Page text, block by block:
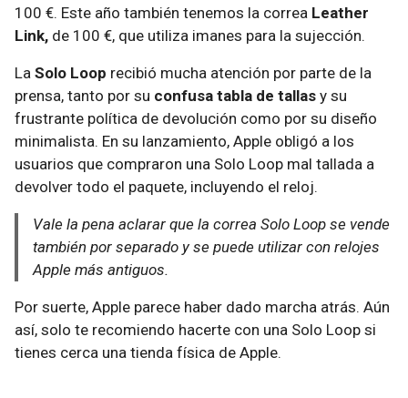
100 €. Este año también tenemos la correa Leather
Link, de 100 €, que utiliza imanes para la sujección.
La Solo Loop recibió mucha atención por parte de la
prensa, tanto por su confusa tabla de tallas y su
frustrante política de devolución como por su diseño
minimalista. En su lanzamiento, Apple obligó a los
usuarios que compraron una Solo Loop mal tallada a
devolver todo el paquete, incluyendo el reloj.
Vale la pena aclarar que la correa Solo Loop se vende
también por separado y se puede utilizar con relojes
Apple más antiguos.
Por suerte, Apple parece haber dado marcha atrás. Aún
así, solo te recomiendo hacerte con una Solo Loop si
tienes cerca una tienda física de Apple.